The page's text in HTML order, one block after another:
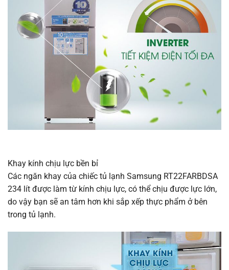
Khay kính chịu lực bền bỉ
Các ngăn khay của chiếc tủ lạnh Samsung RT22FARBDSA
234 lít được làm từ kính chịu lực, có thể chịu được lực lớn,
do vậy bạn sẽ an tâm hơn khi sắp xếp thực phẩm ở bên
trong tủ lạnh.